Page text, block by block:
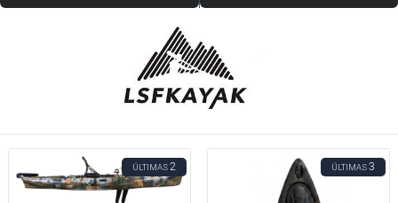
ÚLTIMAS2 ÚLTIMAS3